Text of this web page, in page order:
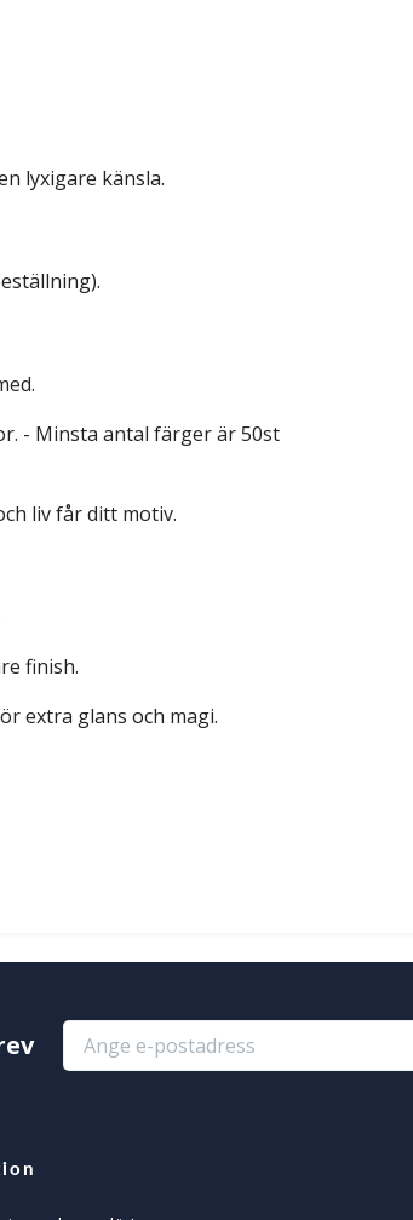
lyxigare känsla.
- Minsta antal färger är 50st
liv får ditt motiv.
finish.
extra glans och magi.